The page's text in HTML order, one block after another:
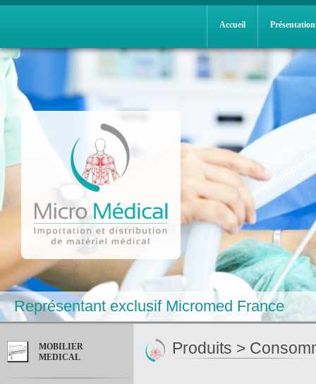
Accueil Présentation
Représentant exclusif Micromed France
MOBILIER
MEDICAL
Produits >